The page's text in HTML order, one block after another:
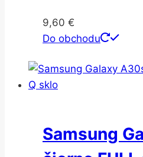
9,60 €
Do obchodu
Samsung